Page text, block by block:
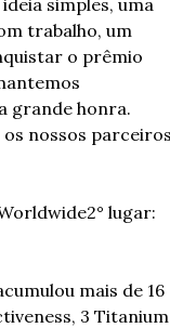
trabalho, um
o prêmio
grande honra.
nossos
2° lugar:
mais de 16
3